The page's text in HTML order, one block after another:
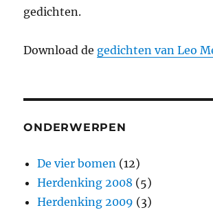
gedichten.
Download de gedichten van Leo
ONDERWERPEN
De vier bomen (12)
Herdenking 2008 (5)
Herdenking 2009 (3)